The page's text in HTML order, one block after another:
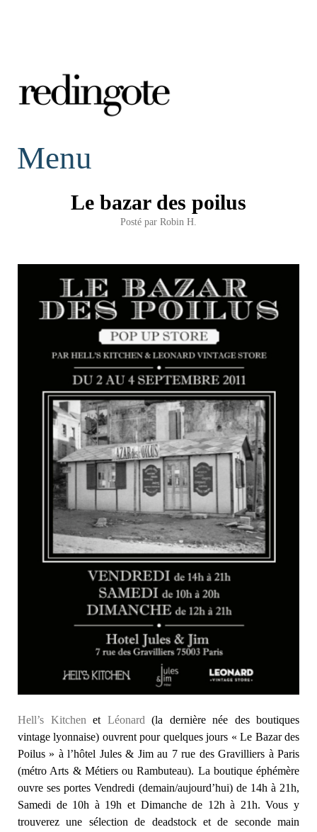
redingote.
Menu
Le bazar des poilus
Posté par Robin H.
Hell’s Kitchen et Léonard (la dernière née des boutiques
vintage lyonnaise) ouvrent pour quelques jours « Le Bazar des
Poilus » à l’hôtel Jules & Jim au 7 rue des Gravilliers à Paris
(métro Arts & Métiers ou Rambuteau). La boutique éphémère
ouvre ses portes Vendredi (demain/aujourd’hui) de 14h à 21h,
Samedi de 10h à 19h et Dimanche de 12h à 21h. Vous y
trouverez une sélection de deadstock et de seconde main